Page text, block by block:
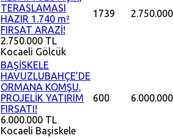
TERASLAMASI
HAZIR 1.740 m²
FIRSAT ARAZİ!
2.750.000 TL
Kocaeli Gölcük
1739
BAŞİSKELE
HAVUZLUBAHÇE’DE
ORMANA KOMŞU,
PROJELİK YATIRIM
FIRSATI!
6.000.000 TL
Kocaeli Başiskele
600